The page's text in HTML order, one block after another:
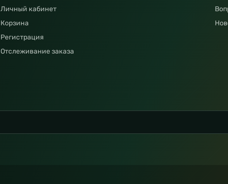
Личный кабинет
Корзина
Регистрация
Отслеживание заказа